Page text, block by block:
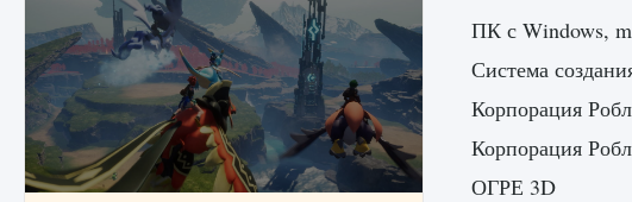
ПК с Windows,
Система
Корпорация
Корпорация
ОГРЕ 3D